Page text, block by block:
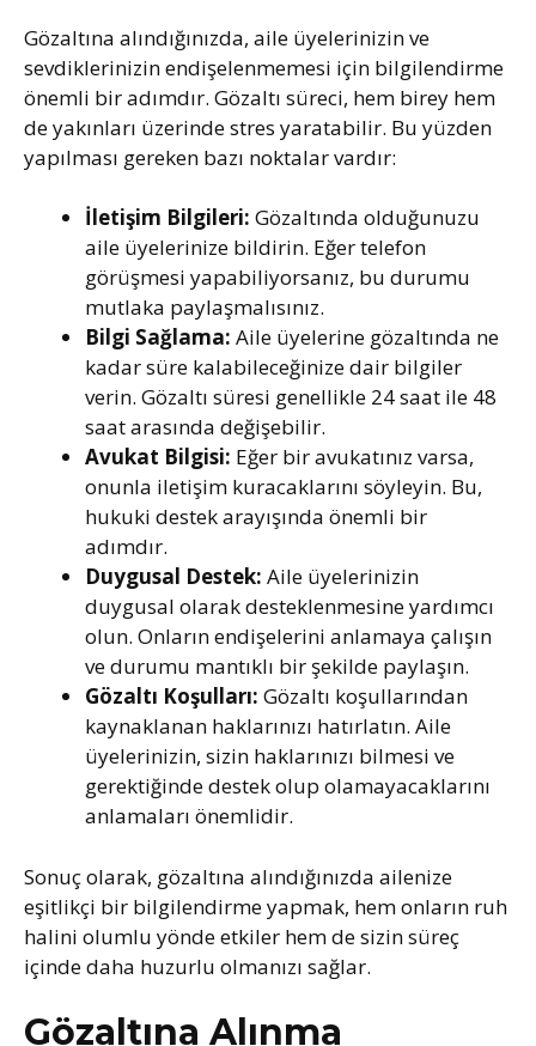
Gözaltına alındığınızda, aile üyelerinizin ve
sevdiklerinizin endişelenmemesi için bilgilendirme
önemli bir adımdır. Gözaltı süreci, hem birey hem
de yakınları üzerinde stres yaratabilir. Bu yüzden
yapılması gereken bazı noktalar vardır:
İletişim Bilgileri: Gözaltında olduğunuzu
aile üyelerinize bildirin. Eğer telefon
görüşmesi yapabiliyorsanız, bu durumu
mutlaka paylaşmalısınız.
Bilgi Sağlama: Aile üyelerine gözaltında ne
kadar süre kalabileceğinize dair bilgiler
verin. Gözaltı süresi genellikle 24 saat ile 48
saat arasında değişebilir.
Avukat Bilgisi: Eğer bir avukatınız varsa,
onunla iletişim kuracaklarını söyleyin. Bu,
hukuki destek arayışında önemli bir
adımdır.
Duygusal Destek: Aile üyelerinizin
duygusal olarak desteklenmesine yardımcı
olun. Onların endişelerini anlamaya çalışın
ve durumu mantıklı bir şekilde paylaşın.
Gözaltı Koşulları: Gözaltı koşullarından
kaynaklanan haklarınızı hatırlatın. Aile
üyelerinizin, sizin haklarınızı bilmesi ve
gerektiğinde destek olup olamayacaklarını
anlamaları önemlidir.
Sonuç olarak, gözaltına alındığınızda ailenize
eşitlikçi bir bilgilendirme yapmak, hem onların ruh
halini olumlu yönde etkiler hem de sizin süreç
içinde daha huzurlu olmanızı sağlar.
Gözaltına Alınma